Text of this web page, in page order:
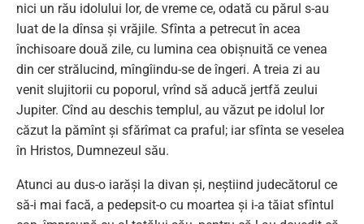
nici un rău idolului lor, de vreme ce, odată cu părul s-au
luat de la dînsa şi vrăjile. Sfînta a petrecut în acea
închisoare două zile, cu lumina cea obişnuită ce venea
din cer strălucind, mîngîindu-se de îngeri. A treia zi au
venit slujitorii cu poporul, vrînd să aducă jertfă zeului
Jupiter. Cînd au deschis templul, au văzut pe idolul lor
căzut la pămînt şi sfărîmat ca praful; iar sfînta se veselea
în Hristos, Dumnezeul său.
Atunci au dus-o iarăşi la divan şi, neştiind judecătorul ce
să-i mai facă, a pedepsit-o cu moartea şi i-a tăiat sfîntul